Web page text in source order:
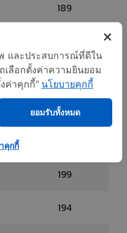
189
204
175
199
194
และประสบการณ์ที่ดีใน
เลือกตั้งค่าความยินยอม
ค่าคุกกี้" นโยบายคุกกี้
ยอมรับทั้งหมด
คุกกี้